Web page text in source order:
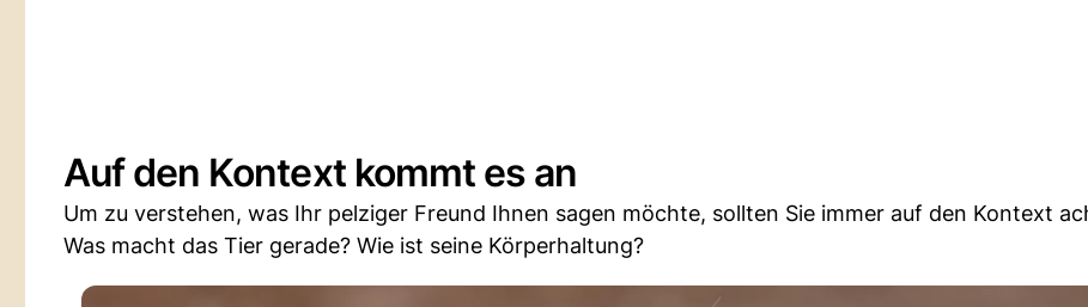
Auf den Kontext kommt es an
Um zu verstehen, was Ihr pelziger Freund Ihnen sagen möchte, sollten Sie immer auf den Kontext
Was macht das Tier gerade? Wie ist seine Körperhaltung?